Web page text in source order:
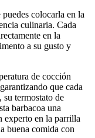
colocarla en la
culinaria. Cada
en la
a su gusto y
de cocción
que cada
su termostato de
barbacoa una
experto en la parrilla
buena comida con